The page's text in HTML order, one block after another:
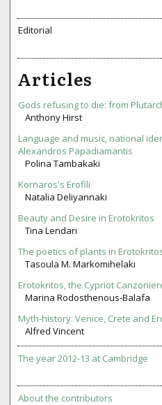
Editorial
Articles
Gods refusing to die: from
Anthony Hirst
Language and music, national
Alexandros Papadiamantis
Polina Tambakaki
Kornaros's Erofili
Natalia Deliyannaki
Beauty and Desire in Erotokritos
Tina Lendari
The poetics of plants in
Tasoula M. Markomihelaki
Erotokritos, the Cypriot
Marina Rodosthenous-Balafa
Myth-history: Venice, Crete and
Alfred Vincent
The year 2012-13 at Cambridge
About the contributors